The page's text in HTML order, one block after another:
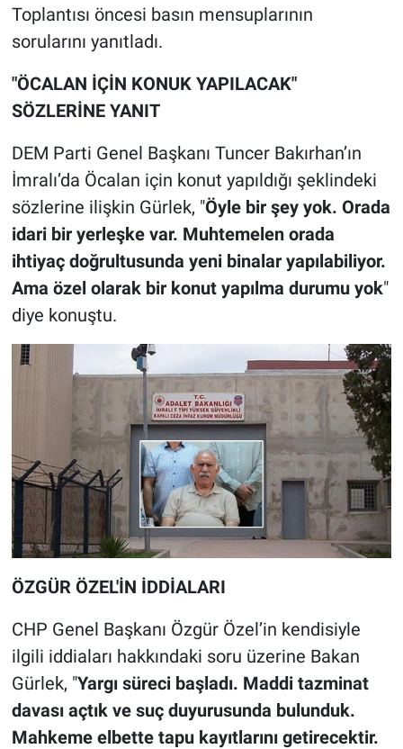
Toplantısı öncesi basın mensuplarının
sorularını yanıtladı.
"ÖCALAN İÇİN KONUK YAPILACAK"
SÖZLERİNE YANIT
DEM Parti Genel Başkanı Tuncer Bakırhan’ın
İmralı’da Öcalan için konut yapıldığı şeklindeki
sözlerine ilişkin Gürlek, "Öyle bir şey yok. Orada
idari bir yerleşke var. Muhtemelen orada
ihtiyaç doğrultusunda yeni binalar yapılabiliyor.
Ama özel olarak bir konut yapılma durumu yok"
diye konuştu.
ÖZGÜR ÖZEL'İN İDDİALARI
CHP Genel Başkanı Özgür Özel’in kendisiyle
ilgili iddiaları hakkındaki soru üzerine Bakan
Gürlek, "Yargı süreci başladı. Maddi tazminat
davası açtık ve suç duyurusunda bulunduk.
Mahkeme elbette tapu kayıtlarını getirecektir.